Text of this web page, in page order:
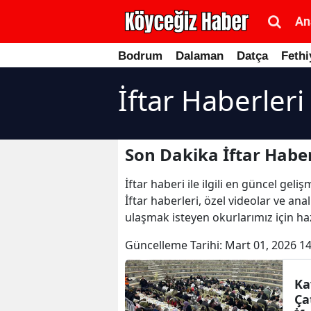
Bodrum Dalaman Datça
İftar Haberleri
Son Dakika İftar
İftar haberi ile ilgili en güncel
İftar haberleri, özel videolar ve
ulaşmak isteyen okurlarımız için
Güncelleme Tarihi: Mart 01, 2026